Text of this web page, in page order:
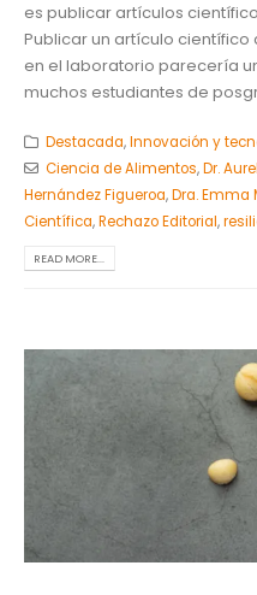
es publicar artículos
Publicar un artículo
en el laboratorio parecería
muchos estudiantes de
Destacada,Innovación y
Ciencia de Alimentos,Dr.
Hernández Figueroa,Dra. Emma
Científica,Rechazo Editorial,
READ MORE...